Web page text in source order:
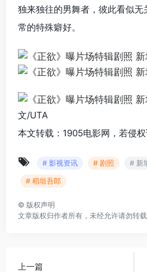
独来独往的男舞者，彼此看似
常的特殊癖好。
文/UTA
本文转载：1905电影网，若侵
# 影视资讯 # 剧照 # 新
# 稻垣吾郎
© 版权声明
文章版权归作者所有，未经允许请勿转载
上一篇